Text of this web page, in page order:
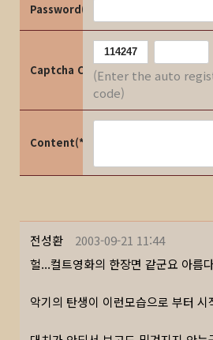
Password(*)
Captcha Code(Enter the auto
code)
Content(*)
전성환
2003-09-21 11:44
헐...컬트영화의 한장면 같군요 아름
악기의 탄생이 이런모습으로 부터